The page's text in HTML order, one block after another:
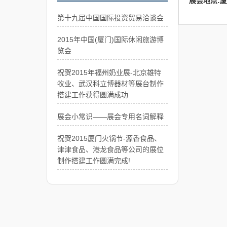
第十九届中国国际投资贸易洽谈会
2015年中国(厦门)国际休闲旅游博
览会
祝贺2015年福州奶业展-北京雄特
牧业、武汉科立博器材等展台制作
搭建工作获得圆满成功
展会小常识——展会专用名词解释
祝贺2015厦门火锅节-源香食品、
津津食品、港龙食品等公司的展位
制作搭建工作圆满完成!